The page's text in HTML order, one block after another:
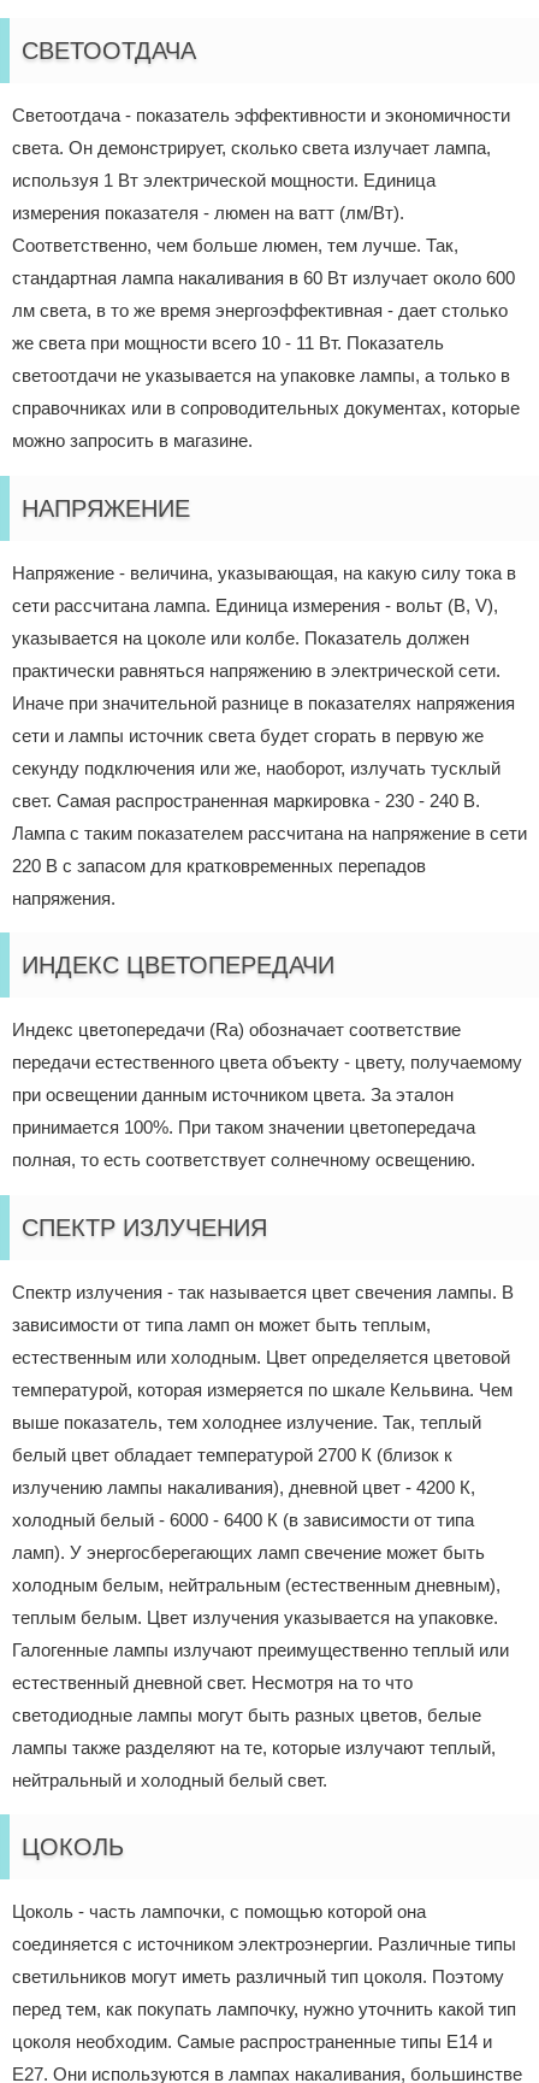
СВЕТООТДАЧА
Светоотдача - показатель эффективности и экономичности
света. Он демонстрирует, сколько света излучает лампа,
используя 1 Вт электрической мощности. Единица
измерения показателя - люмен на ватт (лм/Вт).
Соответственно, чем больше люмен, тем лучше. Так,
стандартная лампа накаливания в 60 Вт излучает около 600
лм света, в то же время энергоэффективная - дает столько
же света при мощности всего 10 - 11 Вт. Показатель
светоотдачи не указывается на упаковке лампы, а только в
справочниках или в сопроводительных документах, которые
можно запросить в магазине.
НАПРЯЖЕНИЕ
Напряжение - величина, указывающая, на какую силу тока в
сети рассчитана лампа. Единица измерения - вольт (В, V),
указывается на цоколе или колбе. Показатель должен
практически равняться напряжению в электрической сети.
Иначе при значительной разнице в показателях напряжения
сети и лампы источник света будет сгорать в первую же
секунду подключения или же, наоборот, излучать тусклый
свет. Самая распространенная маркировка - 230 - 240 В.
Лампа с таким показателем рассчитана на напряжение в сети
220 В с запасом для кратковременных перепадов
напряжения.
ИНДЕКС ЦВЕТОПЕРЕДАЧИ
Индекс цветопередачи (Ra) обозначает соответствие
передачи естественного цвета объекту - цвету, получаемому
при освещении данным источником цвета. За эталон
принимается 100%. При таком значении цветопередача
полная, то есть соответствует солнечному освещению.
СПЕКТР ИЗЛУЧЕНИЯ
Спектр излучения - так называется цвет свечения лампы. В
зависимости от типа ламп он может быть теплым,
естественным или холодным. Цвет определяется цветовой
температурой, которая измеряется по шкале Кельвина. Чем
выше показатель, тем холоднее излучение. Так, теплый
белый цвет обладает температурой 2700 К (близок к
излучению лампы накаливания), дневной цвет - 4200 К,
холодный белый - 6000 - 6400 К (в зависимости от типа
ламп). У энергосберегающих ламп свечение может быть
холодным белым, нейтральным (естественным дневным),
теплым белым. Цвет излучения указывается на упаковке.
Галогенные лампы излучают преимущественно теплый или
естественный дневной свет. Несмотря на то что
светодиодные лампы могут быть разных цветов, белые
лампы также разделяют на те, которые излучают теплый,
нейтральный и холодный белый свет.
ЦОКОЛЬ
Цоколь - часть лампочки, с помощью которой она
соединяется с источником электроэнергии. Различные типы
светильников могут иметь различный тип цоколя. Поэтому
перед тем, как покупать лампочку, нужно уточнить какой тип
цоколя необходим. Самые распространенные типы Е14 и
Е27. Они используются в лампах накаливания, большинстве